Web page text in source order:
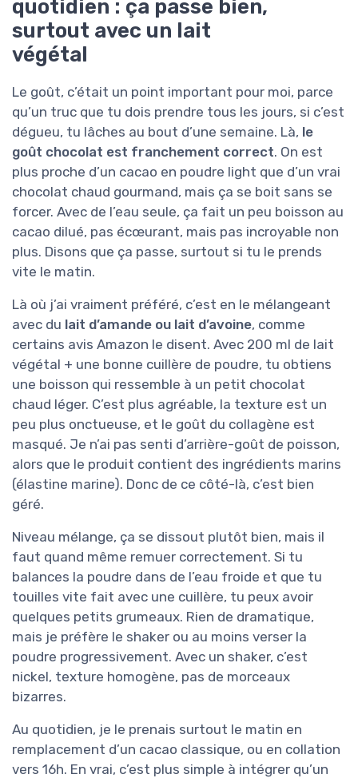
quotidien : ça passe bien,
surtout avec un lait
végétal
Le goût, c’était un point important pour moi, parce
qu’un truc que tu dois prendre tous les jours, si c’est
dégueu, tu lâches au bout d’une semaine. Là, le
goût chocolat est franchement correct. On est
plus proche d’un cacao en poudre light que d’un vrai
chocolat chaud gourmand, mais ça se boit sans se
forcer. Avec de l’eau seule, ça fait un peu boisson au
cacao dilué, pas écœurant, mais pas incroyable non
plus. Disons que ça passe, surtout si tu le prends
vite le matin.
Là où j’ai vraiment préféré, c’est en le mélangeant
avec du lait d’amande ou lait d’avoine, comme
certains avis Amazon le disent. Avec 200 ml de lait
végétal + une bonne cuillère de poudre, tu obtiens
une boisson qui ressemble à un petit chocolat
chaud léger. C’est plus agréable, la texture est un
peu plus onctueuse, et le goût du collagène est
masqué. Je n’ai pas senti d’arrière-goût de poisson,
alors que le produit contient des ingrédients marins
(élastine marine). Donc de ce côté-là, c’est bien
géré.
Niveau mélange, ça se dissout plutôt bien, mais il
faut quand même remuer correctement. Si tu
balances la poudre dans de l’eau froide et que tu
touilles vite fait avec une cuillère, tu peux avoir
quelques petits grumeaux. Rien de dramatique,
mais je préfère le shaker ou au moins verser la
poudre progressivement. Avec un shaker, c’est
nickel, texture homogène, pas de morceaux
bizarres.
Au quotidien, je le prenais surtout le matin en
remplacement d’un cacao classique, ou en collation
vers 16h. En vrai, c’est plus simple à intégrer qu’un